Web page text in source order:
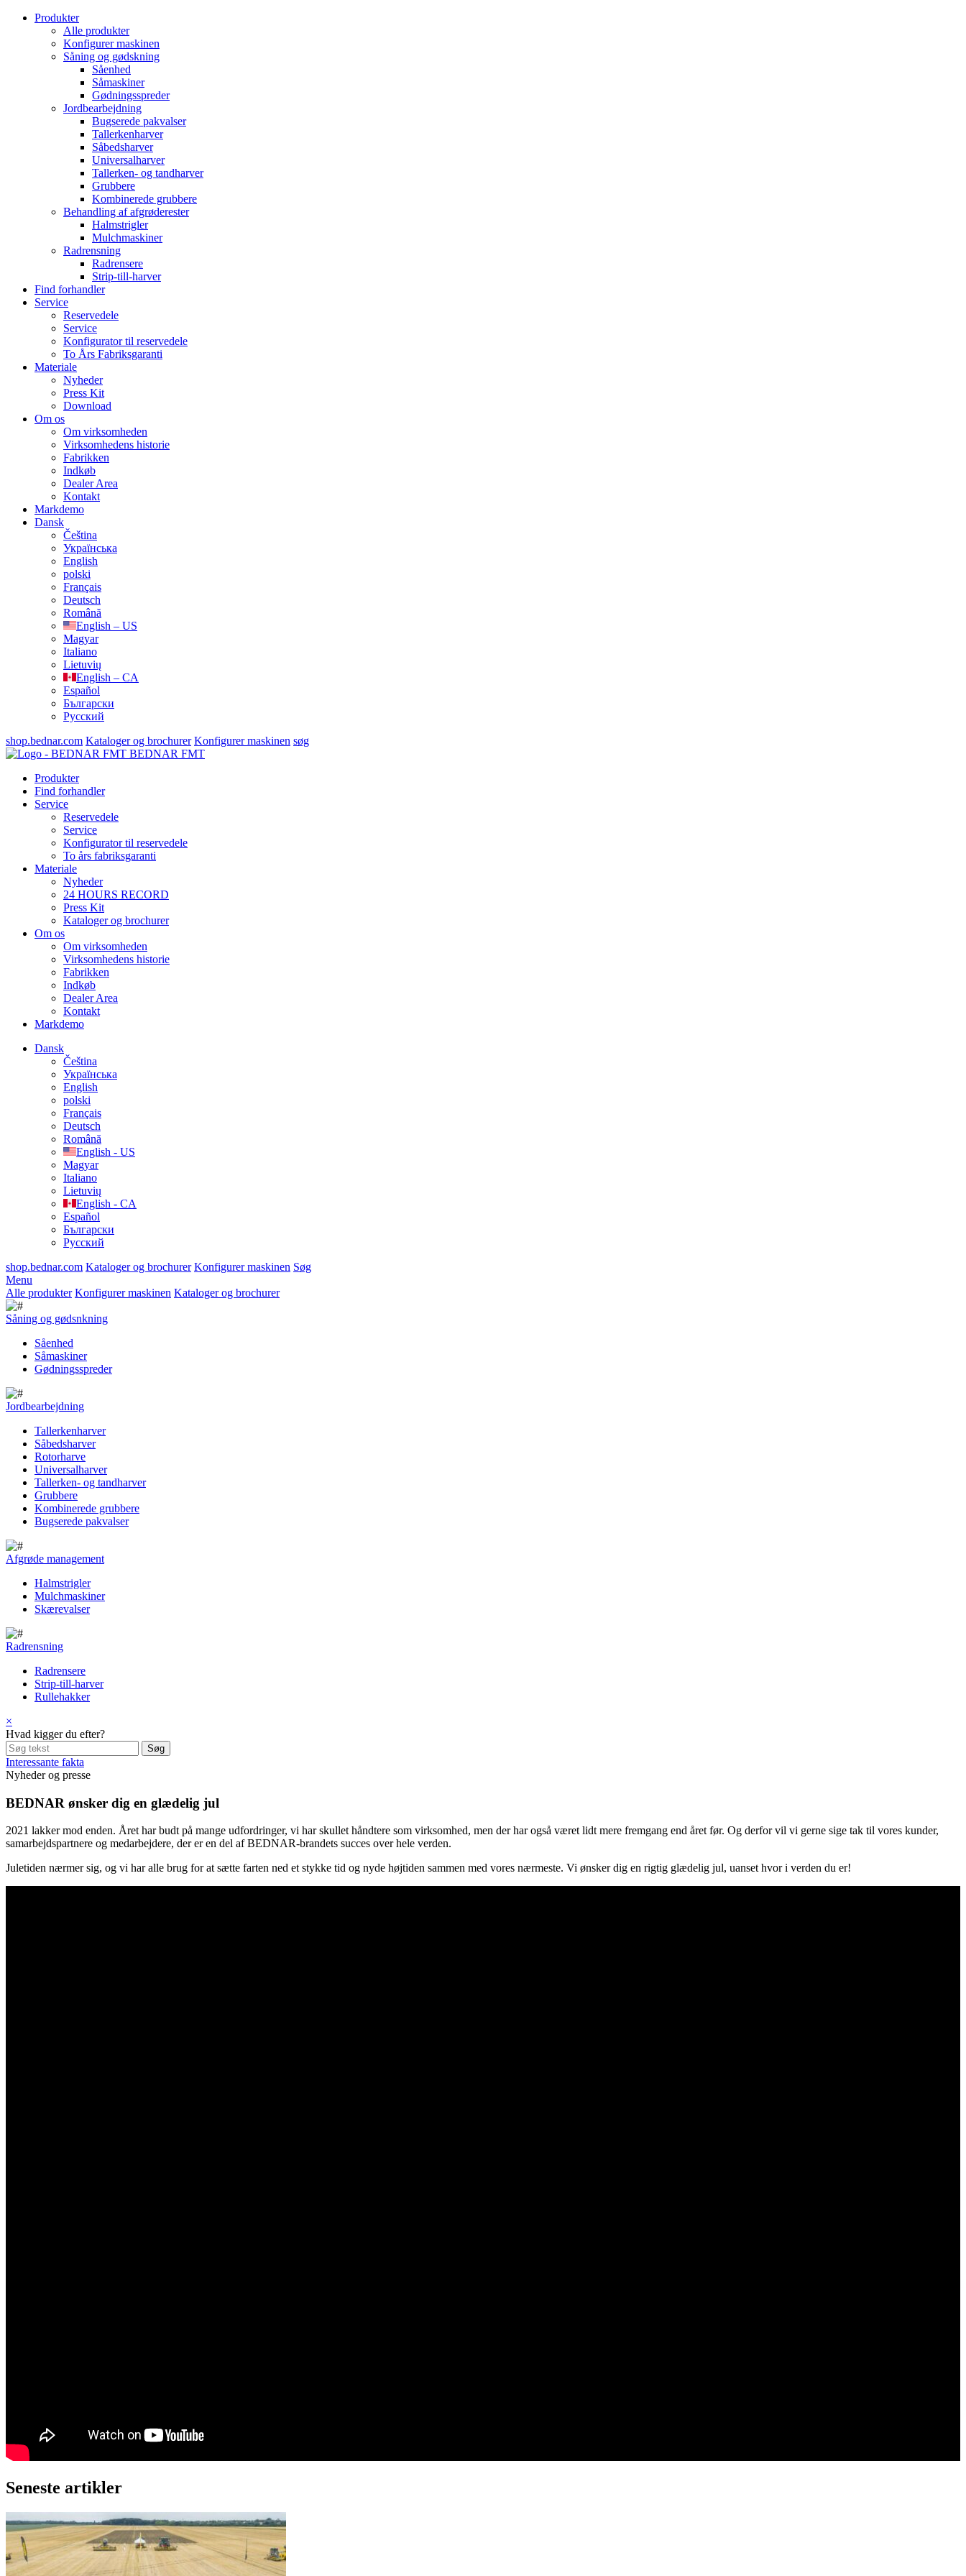
Produkter
Alle produkter
Konfigurer maskinen
Såning og gødskning
Såenhed
Såmaskiner
Gødningsspreder
Jordbearbejdning
Bugserede pakvalser
Tallerkenharver
Såbedsharver
Universalharver
Tallerken- og tandharver
Grubbere
Kombinerede grubbere
Behandling af afgrøderester
Halmstrigler
Mulchmaskiner
Radrensning
Radrensere
Strip-till-harver
Find forhandler
Service
Reservedele
Service
Konfigurator til reservedele
To Års Fabriksgaranti
Materiale
Nyheder
Press Kit
Download
Om os
Om virksomheden
Virksomhedens historie
Fabrikken
Indkøb
Dealer Area
Kontakt
Markdemo
Dansk
Čeština
Українська
English
polski
Français
Deutsch
Română
English – US
Magyar
Italiano
Lietuvių
English – CA
Español
Български
Русский
shop.bednar.com Kataloger og brochurer Konfigurer maskinen søg
BEDNAR FMT
Produkter
Find forhandler
Service
Reservedele
Service
Konfigurator til reservedele
To års fabriksgaranti
Materiale
Nyheder
24 HOURS RECORD
Press Kit
Kataloger og brochurer
Om os
Om virksomheden
Virksomhedens historie
Fabrikken
Indkøb
Dealer Area
Kontakt
Markdemo
Dansk
Čeština
Українська
English
polski
Français
Deutsch
Română
English - US
Magyar
Italiano
Lietuvių
English - CA
Español
Български
Русский
shop.bednar.com Kataloger og brochurer Konfigurer maskinen Søg
Menu
Alle produkter Konfigurer maskinen Kataloger og brochurer
Såning og gødsnkning
Såenhed
Såmaskiner
Gødningsspreder
Jordbearbejdning
Tallerkenharver
Såbedsharver
Rotorharve
Universalharver
Tallerken- og tandharver
Grubbere
Kombinerede grubbere
Bugserede pakvalser
Afgrøde management
Halmstrigler
Mulchmaskiner
Skærevalser
Radrensning
Radrensere
Strip-till-harver
Rullehakker
×
Hvad kigger du efter?
Interessante fakta
Nyheder og presse
BEDNAR ønsker dig en glædelig jul
2021 lakker mod enden. Året har budt på mange udfordringer, vi har skullet håndtere som virksomhed, men der har også været lidt mere fremgang end året før. Og derfor vil vi gerne sige tak til vores kunder,
samarbejdspartnere og medarbejdere, der er en del af BEDNAR-brandets succes over hele verden.
Juletiden nærmer sig, og vi har alle brug for at sætte farten ned et stykke tid og nyde højtiden sammen med vores nærmeste. Vi ønsker dig en rigtig glædelig jul, uanset hvor i verden du er!
Seneste artikler